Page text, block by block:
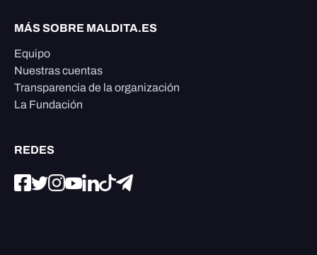
MÁS SOBRE MALDITA.ES
Equipo
Nuestras cuentas
Transparencia de la organización
La Fundación
REDES